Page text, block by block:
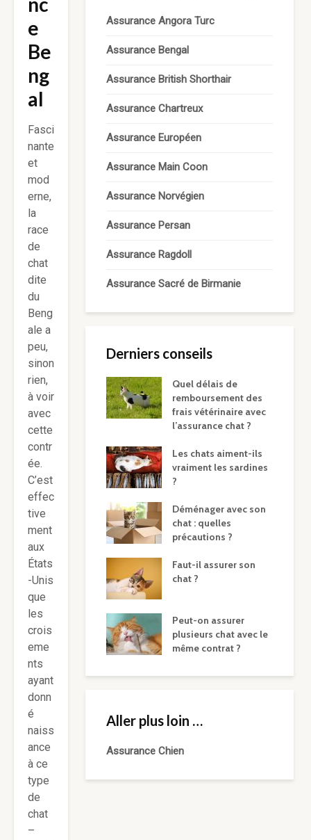
e
Be
ng
al
Fasci
nante
et
mod
erne,
la
race
de
chat
dite
du
Beng
ale a
peu,
sinon
rien,
à voir
avec
cette
contr
ée.
C’est
effec
tive
ment
aux
États
-Unis
que
les
crois
eme
nts
ayant
donn
é
naiss
ance
à ce
type
de
chat
–
Assurance Angora Turc
Assurance Bengal
Assurance British Shorthair
Assurance Chartreux
Assurance Européen
Assurance Main Coon
Assurance Norvégien
Assurance Persan
Assurance Ragdoll
Assurance Sacré de Birmanie
Derniers conseils
Quel délais de
remboursement des
frais vétérinaire avec
l’assurance chat ?
Les chats aiment-ils
vraiment les sardines
?
Déménager avec son
chat : quelles
précautions ?
Faut-il assurer son
chat ?
Peut-on assurer
plusieurs chat avec le
même contrat ?
Aller plus loin …
Assurance Chien